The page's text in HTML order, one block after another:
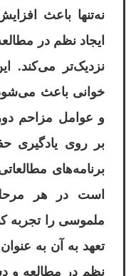
نه‌تنها باعث
ایجاد نظم در
نزدیک‌تر می‌کند.
خوانی باعث
و عوامل مزاحم
بر روی یادگیری
برنامه‌های
است در هر
ملموسی را تجربه
تعهد به آن به
نظم در مطالعه و